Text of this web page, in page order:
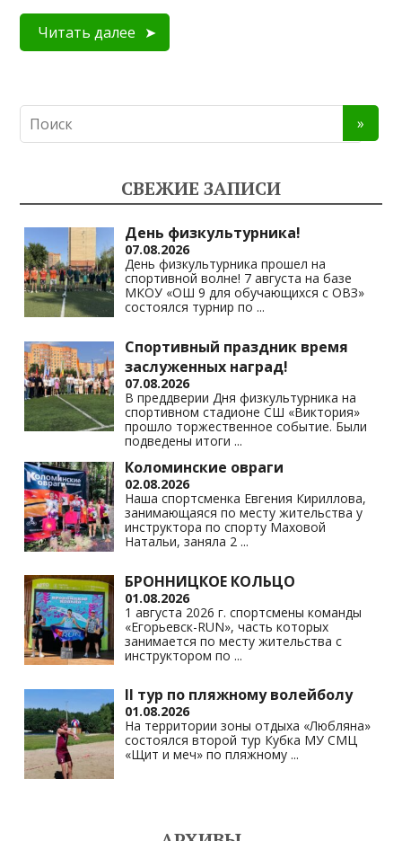
Читать далее
СВЕЖИЕ ЗАПИСИ
День физкультурника!
07.08.2026
День физкультурника прошел на
спортивной волне! 7 августа на базе
МКОУ «ОШ 9 для обучающихся с ОВЗ»
состоялся турнир по ...
Спортивный праздник время
заслуженных наград!
07.08.2026
В преддверии Дня физкультурника на
спортивном стадионе СШ «Виктория»
прошло торжественное событие. Были
подведены итоги ...
Коломинские овраги
02.08.2026
Наша спортсменка Евгения Кириллова,
занимающаяся по месту жительства у
инструктора по спорту Маховой
Натальи, заняла 2 ...
БРОННИЦКОЕ КОЛЬЦО
01.08.2026
1 августа 2026 г. спортсмены команды
«Егорьевск-RUN», часть которых
занимается по месту жительства с
инструктором по ...
II тур по пляжному волейболу
01.08.2026
На территории зоны отдыха «Любляна»
состоялся второй тур Кубка МУ СМЦ
«Щит и меч» по пляжному ...